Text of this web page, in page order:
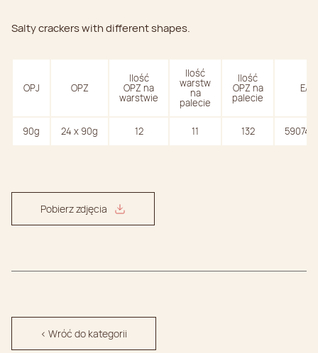
Salty crackers with different shapes.
OPJ OPZ
Ilość
OPZ na
warstwie
Ilość
warstw
na
palecie
Ilość
OPZ na
palecie
90g 24 x 90g 12 11 132
Pobierz zdjęcia
< Wróć do kategorii